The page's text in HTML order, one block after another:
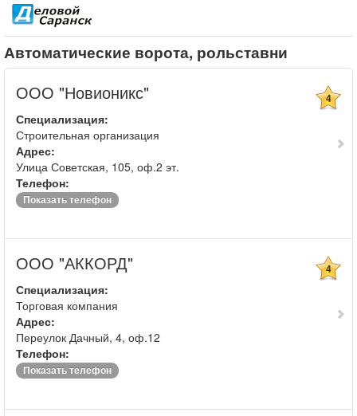
Автоматические ворота, рольставни
ООО "Новионикс" 4
Специализация:
Строительная организация
Адрес:
Улица Советская, 105, оф.2 эт.
Телефон:
Показать телефон
ООО "АККОРД" 4
Специализация:
Торговая компания
Адрес:
Переулок Дачный, 4, оф.12
Телефон:
Показать телефон